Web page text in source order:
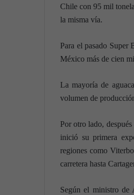
Chile con 95 mil
la misma vía.
Para el pasado Super
México más de cien
La mayoría de
volumen de
Por otro lado,
inició su primera
regiones como
carretera hasta
Según el ministro de